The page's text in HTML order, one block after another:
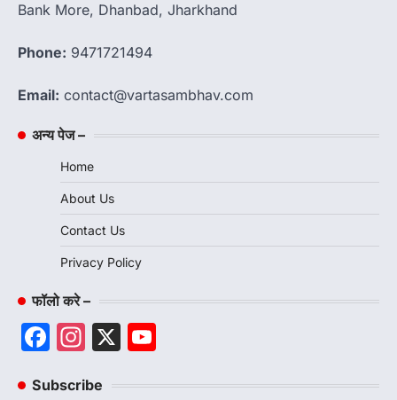
Bank More, Dhanbad, Jharkhand
Phone: 9471721494
Email: contact@vartasambhav.com
अन्य पेज –
Home
About Us
Contact Us
Privacy Policy
फॉलो करे –
Facebook
Instagram
X
Subscribe